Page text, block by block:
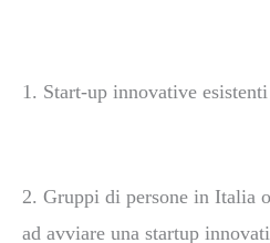
1. Start-up innovative
2. Gruppi di persone in Italia
ad avviare una startup